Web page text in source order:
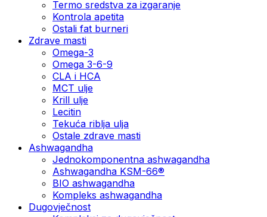
Termo sredstva za izgaranje
Kontrola apetita
Ostali fat burneri
Zdrave masti
Omega-3
Omega 3-6-9
CLA i HCA
MCT ulje
Krill ulje
Lecitin
Tekuća riblja ulja
Ostale zdrave masti
Ashwagandha
Jednokomponentna ashwagandha
Ashwagandha KSM-66®
BIO ashwagandha
Kompleks ashwagandha
Dugovječnost